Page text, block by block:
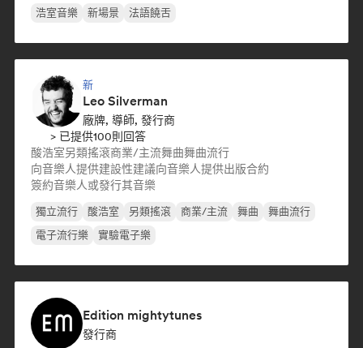
浩室音樂
新場景 法語饒舌
新
Leo Silverman
廠牌, 導師, 發行商
> 已提供100則回答
酸浩室另類搖滾商業/主流舞曲舞曲流行
向音樂人提供建設性建議向音樂人提供出版合約
簽約音樂人或發行其音樂
獨立流行 酸浩室 另類搖滾 商業/主流 舞曲
舞曲流行
電子流行樂
實驗電子樂
Edition mightytunes
發行商